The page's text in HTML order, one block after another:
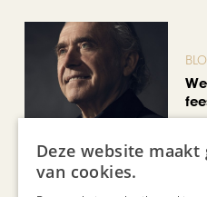
Deze website maakt
van cookies.